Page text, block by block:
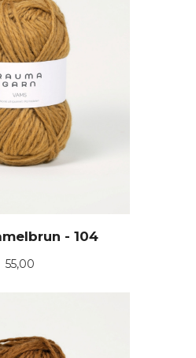
- 104
Pris
55,00